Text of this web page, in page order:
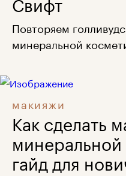
Повторяем
минеральной
макияжи
Как сделать
гайд для